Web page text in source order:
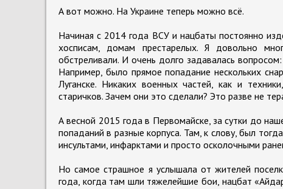
А вот можно. На Украине теперь можно всё.
Начиная с 2014 года ВСУ и нацбаты постоянно
хосписам, домам престарелых. Я довольно
обстреливали. И очень долго задавалась
Например, было прямое попадание нескольких
Луганске. Никаких военных частей, как и
старичков. Зачем они это сделали? Это разве не
А весной 2015 года в Первомайске, за сутки до
попаданий в разные корпуса. Там, к слову, был
инсультами, инфарктами и просто осколочными
Но самое страшное я услышала от жителей
года, когда там шли тяжелейшие бои, нацбат